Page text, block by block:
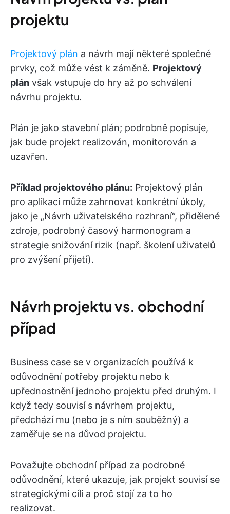
projektu
Projektový plán a návrh mají některé společné
prvky, což může vést k záměně. Projektový
plán však vstupuje do hry až po schválení
návrhu projektu.
Plán je jako stavební plán; podrobně popisuje,
jak bude projekt realizován, monitorován a
uzavřen.
Příklad projektového plánu: Projektový plán
pro aplikaci může zahrnovat konkrétní úkoly,
jako je „Návrh uživatelského rozhraní“, přidělené
zdroje, podrobný časový harmonogram a
strategie snižování rizik (např. školení uživatelů
pro zvýšení přijetí).
Návrh projektu vs. obchodní
případ
Business case se v organizacích používá k
odůvodnění potřeby projektu nebo k
upřednostnění jednoho projektu před druhým. I
když tedy souvisí s návrhem projektu,
předchází mu (nebo je s ním souběžný) a
zaměřuje se na důvod projektu.
Považujte obchodní případ za podrobné
odůvodnění, které ukazuje, jak projekt souvisí se
strategickými cíli a proč stojí za to ho
realizovat.